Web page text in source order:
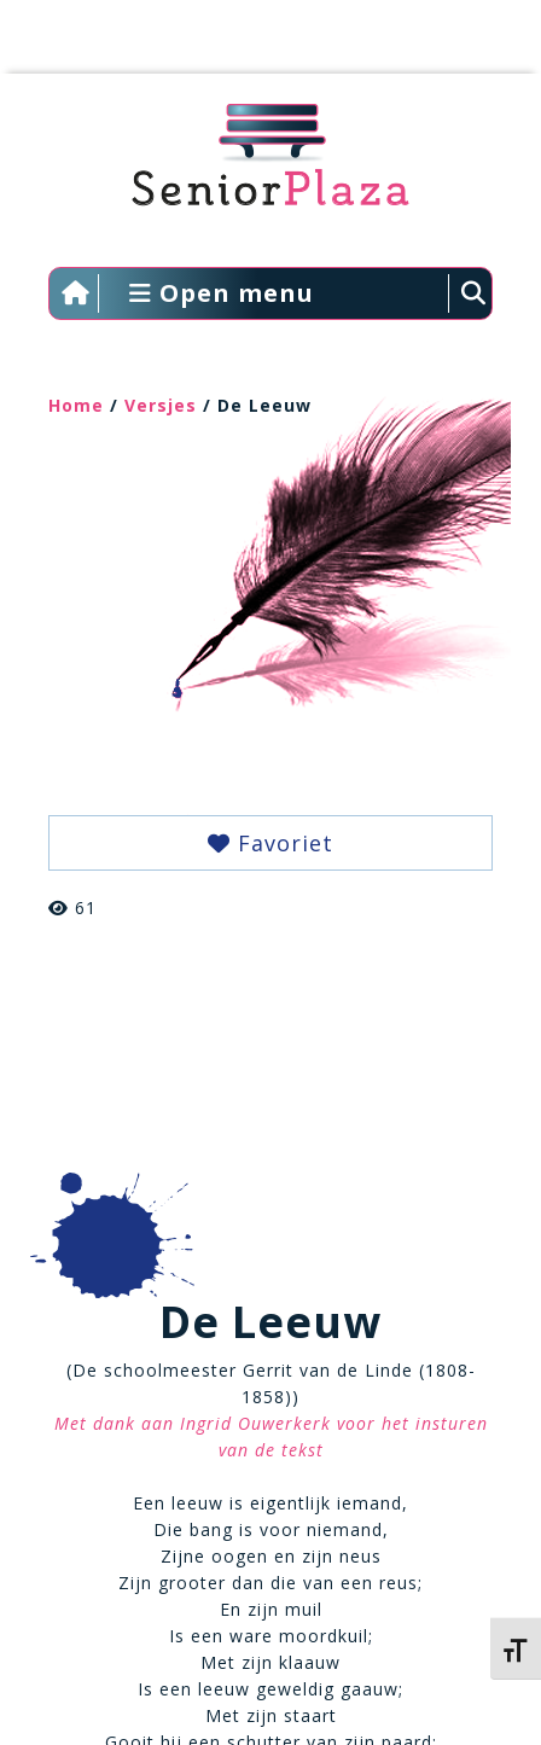
Open menu
Home / Versjes / De Leeuw
Favoriet
61
De Leeuw
(De schoolmeester Gerrit van de Linde (1808-
1858))
Met dank aan Ingrid Ouwerkerk voor het insturen
van de tekst
Een leeuw is eigentlijk iemand,
Die bang is voor niemand,
Zijne oogen en zijn neus
Zijn grooter dan die van een reus;
En zijn muil
Is een ware moordkuil;
Met zijn klaauw
Is een leeuw geweldig gaauw;
Met zijn staart